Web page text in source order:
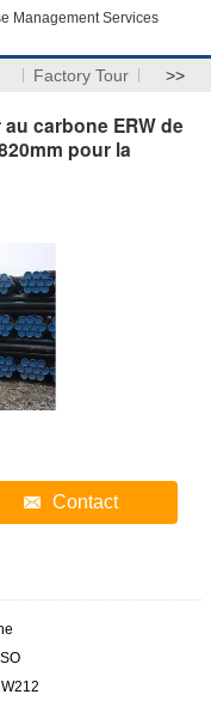
Management Services
Factory Tour >>
carbone ERW de
pour la
Contact